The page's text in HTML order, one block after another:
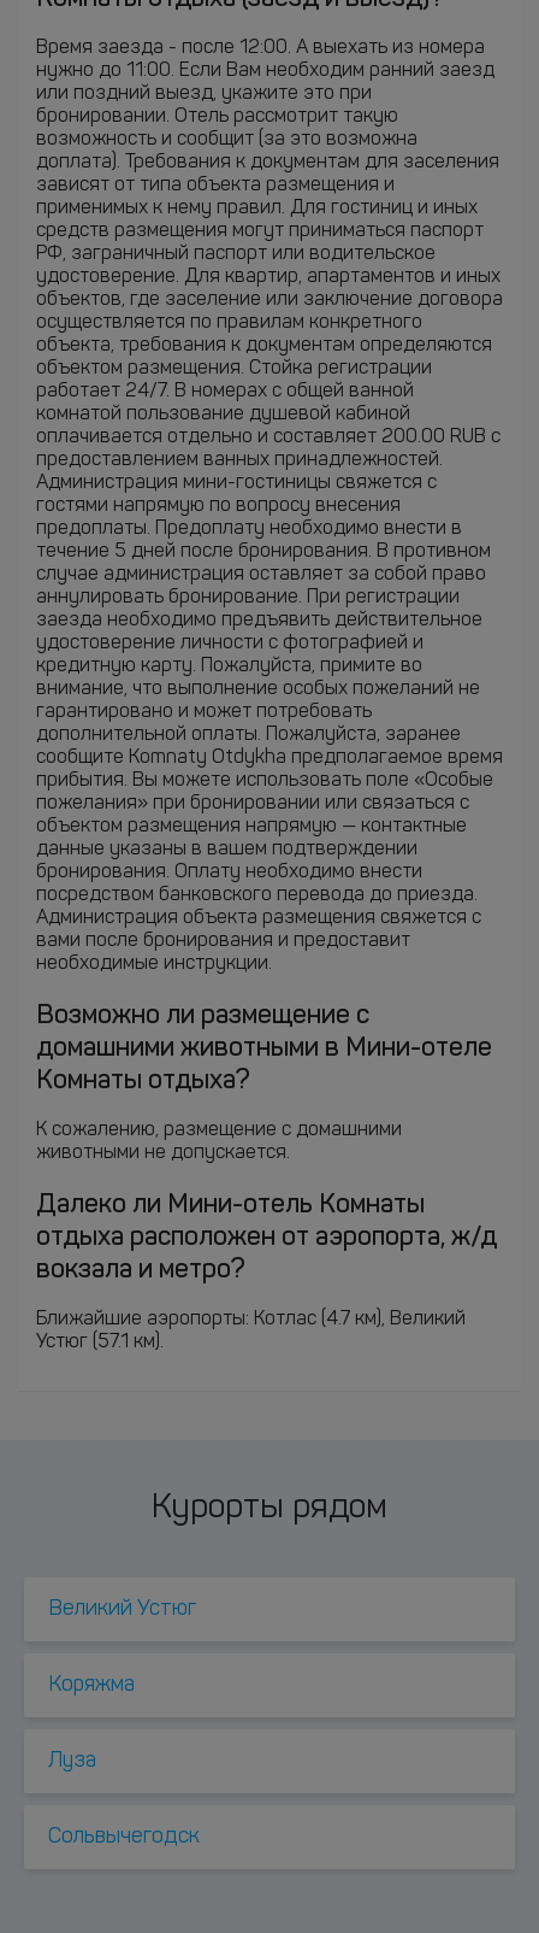
Время заезда - после 12:00. А выехать из номера
нужно до 11:00. Если Вам необходим ранний заезд
или поздний выезд, укажите это при
бронировании. Отель рассмотрит такую
возможность и сообщит (за это возможна
доплата). Требования к документам для заселения
зависят от типа объекта размещения и
применимых к нему правил. Для гостиниц и иных
средств размещения могут приниматься паспорт
РФ, заграничный паспорт или водительское
удостоверение. Для квартир, апартаментов и иных
объектов, где заселение или заключение договора
осуществляется по правилам конкретного
объекта, требования к документам определяются
объектом размещения. Стойка регистрации
работает 24/7. В номерах с общей ванной
комнатой пользование душевой кабиной
оплачивается отдельно и составляет 200.00 RUB с
предоставлением ванных принадлежностей.
Администрация мини-гостиницы свяжется с
гостями напрямую по вопросу внесения
предоплаты. Предоплату необходимо внести в
течение 5 дней после бронирования. В противном
случае администрация оставляет за собой право
аннулировать бронирование. При регистрации
заезда необходимо предъявить действительное
удостоверение личности с фотографией и
кредитную карту. Пожалуйста, примите во
внимание, что выполнение особых пожеланий не
гарантировано и может потребовать
дополнительной оплаты. Пожалуйста, заранее
сообщите Komnaty Otdykha предполагаемое время
прибытия. Вы можете использовать поле «Особые
пожелания» при бронировании или связаться с
объектом размещения напрямую — контактные
данные указаны в вашем подтверждении
бронирования. Оплату необходимо внести
посредством банковского перевода до приезда.
Администрация объекта размещения свяжется с
вами после бронирования и предоставит
необходимые инструкции.
Возможно ли размещение с
домашними животными в Мини-отеле
Комнаты отдыха?
К сожалению, размещение с домашними
животными не допускается.
Далеко ли Мини-отель Комнаты
отдыха расположен от аэропорта, ж/д
вокзала и метро?
Ближайшие аэропорты: Котлас (4.7 км), Великий
Устюг (57.1 км).
Курорты рядом
Великий Устюг
Коряжма
Луза
Сольвычегодск